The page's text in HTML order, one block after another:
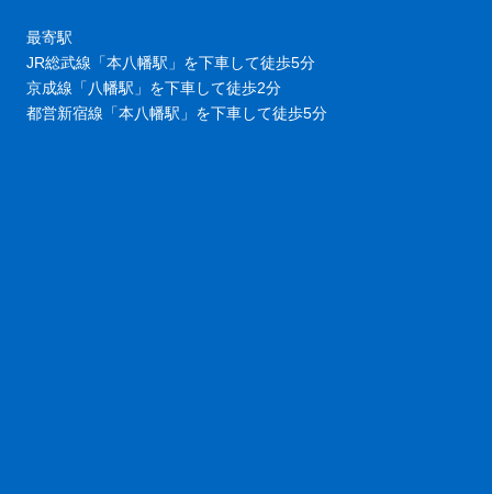
最寄駅
JR総武線「本八幡駅」を下車して徒歩5分
京成線「八幡駅」を下車して徒歩2分
都営新宿線「本八幡駅」を下車して徒歩5分